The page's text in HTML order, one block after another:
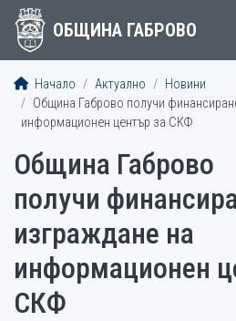
ОБЩИНА ГАБРОВО
Начало Актуално
Новини
Община Габрово получи
информационен център за СКФ
Община Габрово
получи
изграждане на
информационен
СКФ